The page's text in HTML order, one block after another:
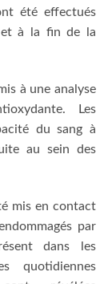
été effectués
et à la fin de la
à une analyse
Les
du sang à
au sein des
mis en contact
par
dans les
quotidiennes